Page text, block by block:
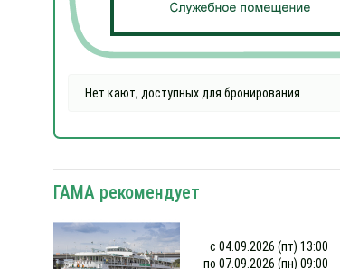
Нет кают, доступных для бронирования
ГАМА рекомендует
с 04.09.2026 (пт) 13:00
по 07.09.2026 (пн) 09:00